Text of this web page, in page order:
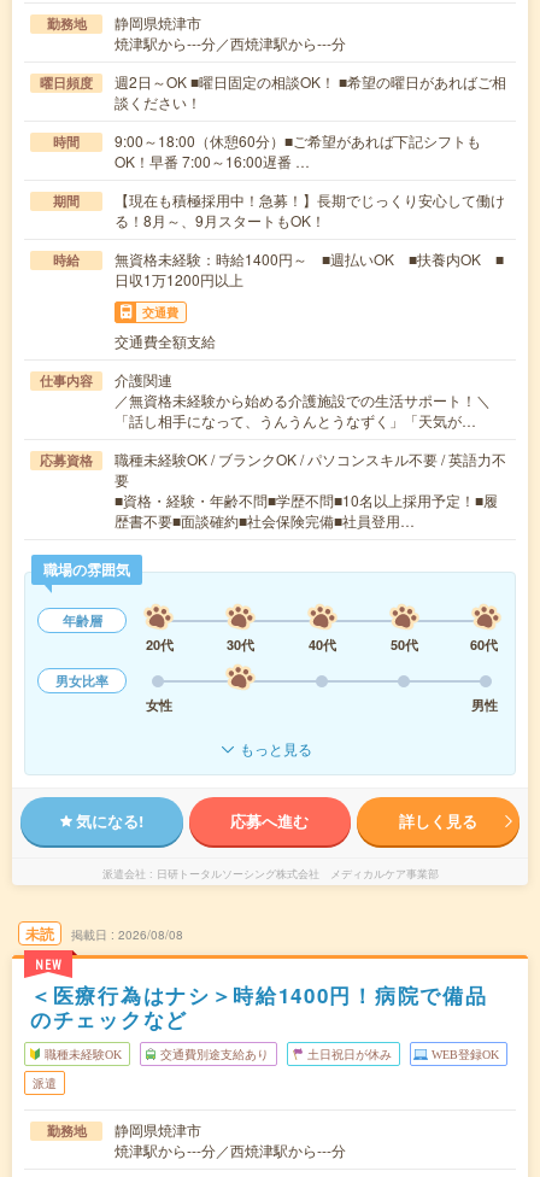
勤務地
静岡県焼津市
焼津駅から---分／西焼津駅から---分
曜日頻度
週2日～OK ■曜日固定の相談OK！ ■希望の曜日があればご相
談ください！
時間
9:00～18:00（休憩60分）■ご希望があれば下記シフトも
OK！早番 7:00～16:00遅番 …
期間
【現在も積極採用中！急募！】長期でじっくり安心して働け
る！8月～、9月スタートもOK！
時給
無資格未経験：時給1400円～ ■週払いOK ■扶養内OK ■
日収1万1200円以上
交通費
交通費全額支給
仕事内容
介護関連
／無資格未経験から始める介護施設での生活サポート！＼
「話し相手になって、うんうんとうなずく」「天気が…
応募資格
職種未経験OK / ブランクOK / パソコンスキル不要 / 英語力不
要
■資格・経験・年齢不問■学歴不問■10名以上採用予定！■履
歴書不要■面談確約■社会保険完備■社員登用…
職場の雰囲気
年齢層
20代
30代 40代 50代
60代
男女比率
女性
男性
もっと見る
気になる! 応募へ進む 詳しく見る
派遣会社 日研トータルソーシング株式会社 メディカルケア事業部
未読
NEW
掲載日 2026/08/08
＜医療行為はナシ＞時給1400円！病院で備品
のチェックなど
職種未経験OK 交通費別途支給あり 土日祝日が休み WEB登録OK
派遣
勤務地
静岡県焼津市
焼津駅から---分／西焼津駅から---分